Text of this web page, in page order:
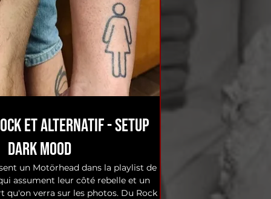
et Alternatif - Setup
Dark Mood
un Motörhead dans la playlist de
assument leur côté rebelle et un
qu'on verra sur les photos. Du Rock